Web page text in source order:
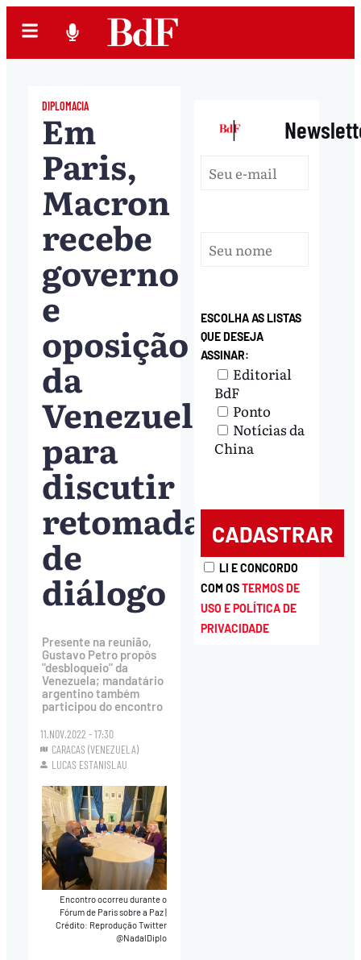
DIPLOMACIA
Em
Paris,
Macron
recebe
governo
e
oposição
da
Venezuela
para
discutir
retomada
de
diálogo
Presente na reunião,
Gustavo Petro propôs
"desbloqueio" da
Venezuela; mandatário
argentino também
participou do encontro
11.NOV.2022 - 17:30
CARACAS (VENEZUELA)
LUCAS ESTANISLAU
Encontro ocorreu durante o
Fórum de Paris sobre a Paz|
Crédito: Reprodução Twitter
@NadalDiplo
|
ESCOLHA AS LISTAS
QUE DESEJA
ASSINAR:
Editorial
BdF
Ponto
Notícias da
China
LI E CONCORDO
COM OSTERMOS DE
USO E POLÍTICA DE
PRIVACIDADE